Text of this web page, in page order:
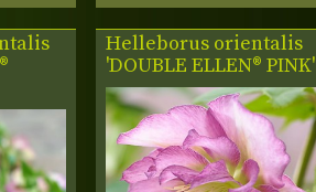
Helleborus orientalis
'DOUBLE ELLEN® PINK'